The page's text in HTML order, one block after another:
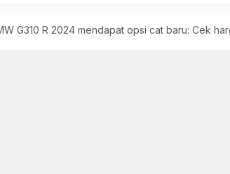
G310 R 2024 mendapat opsi cat baru: Cek